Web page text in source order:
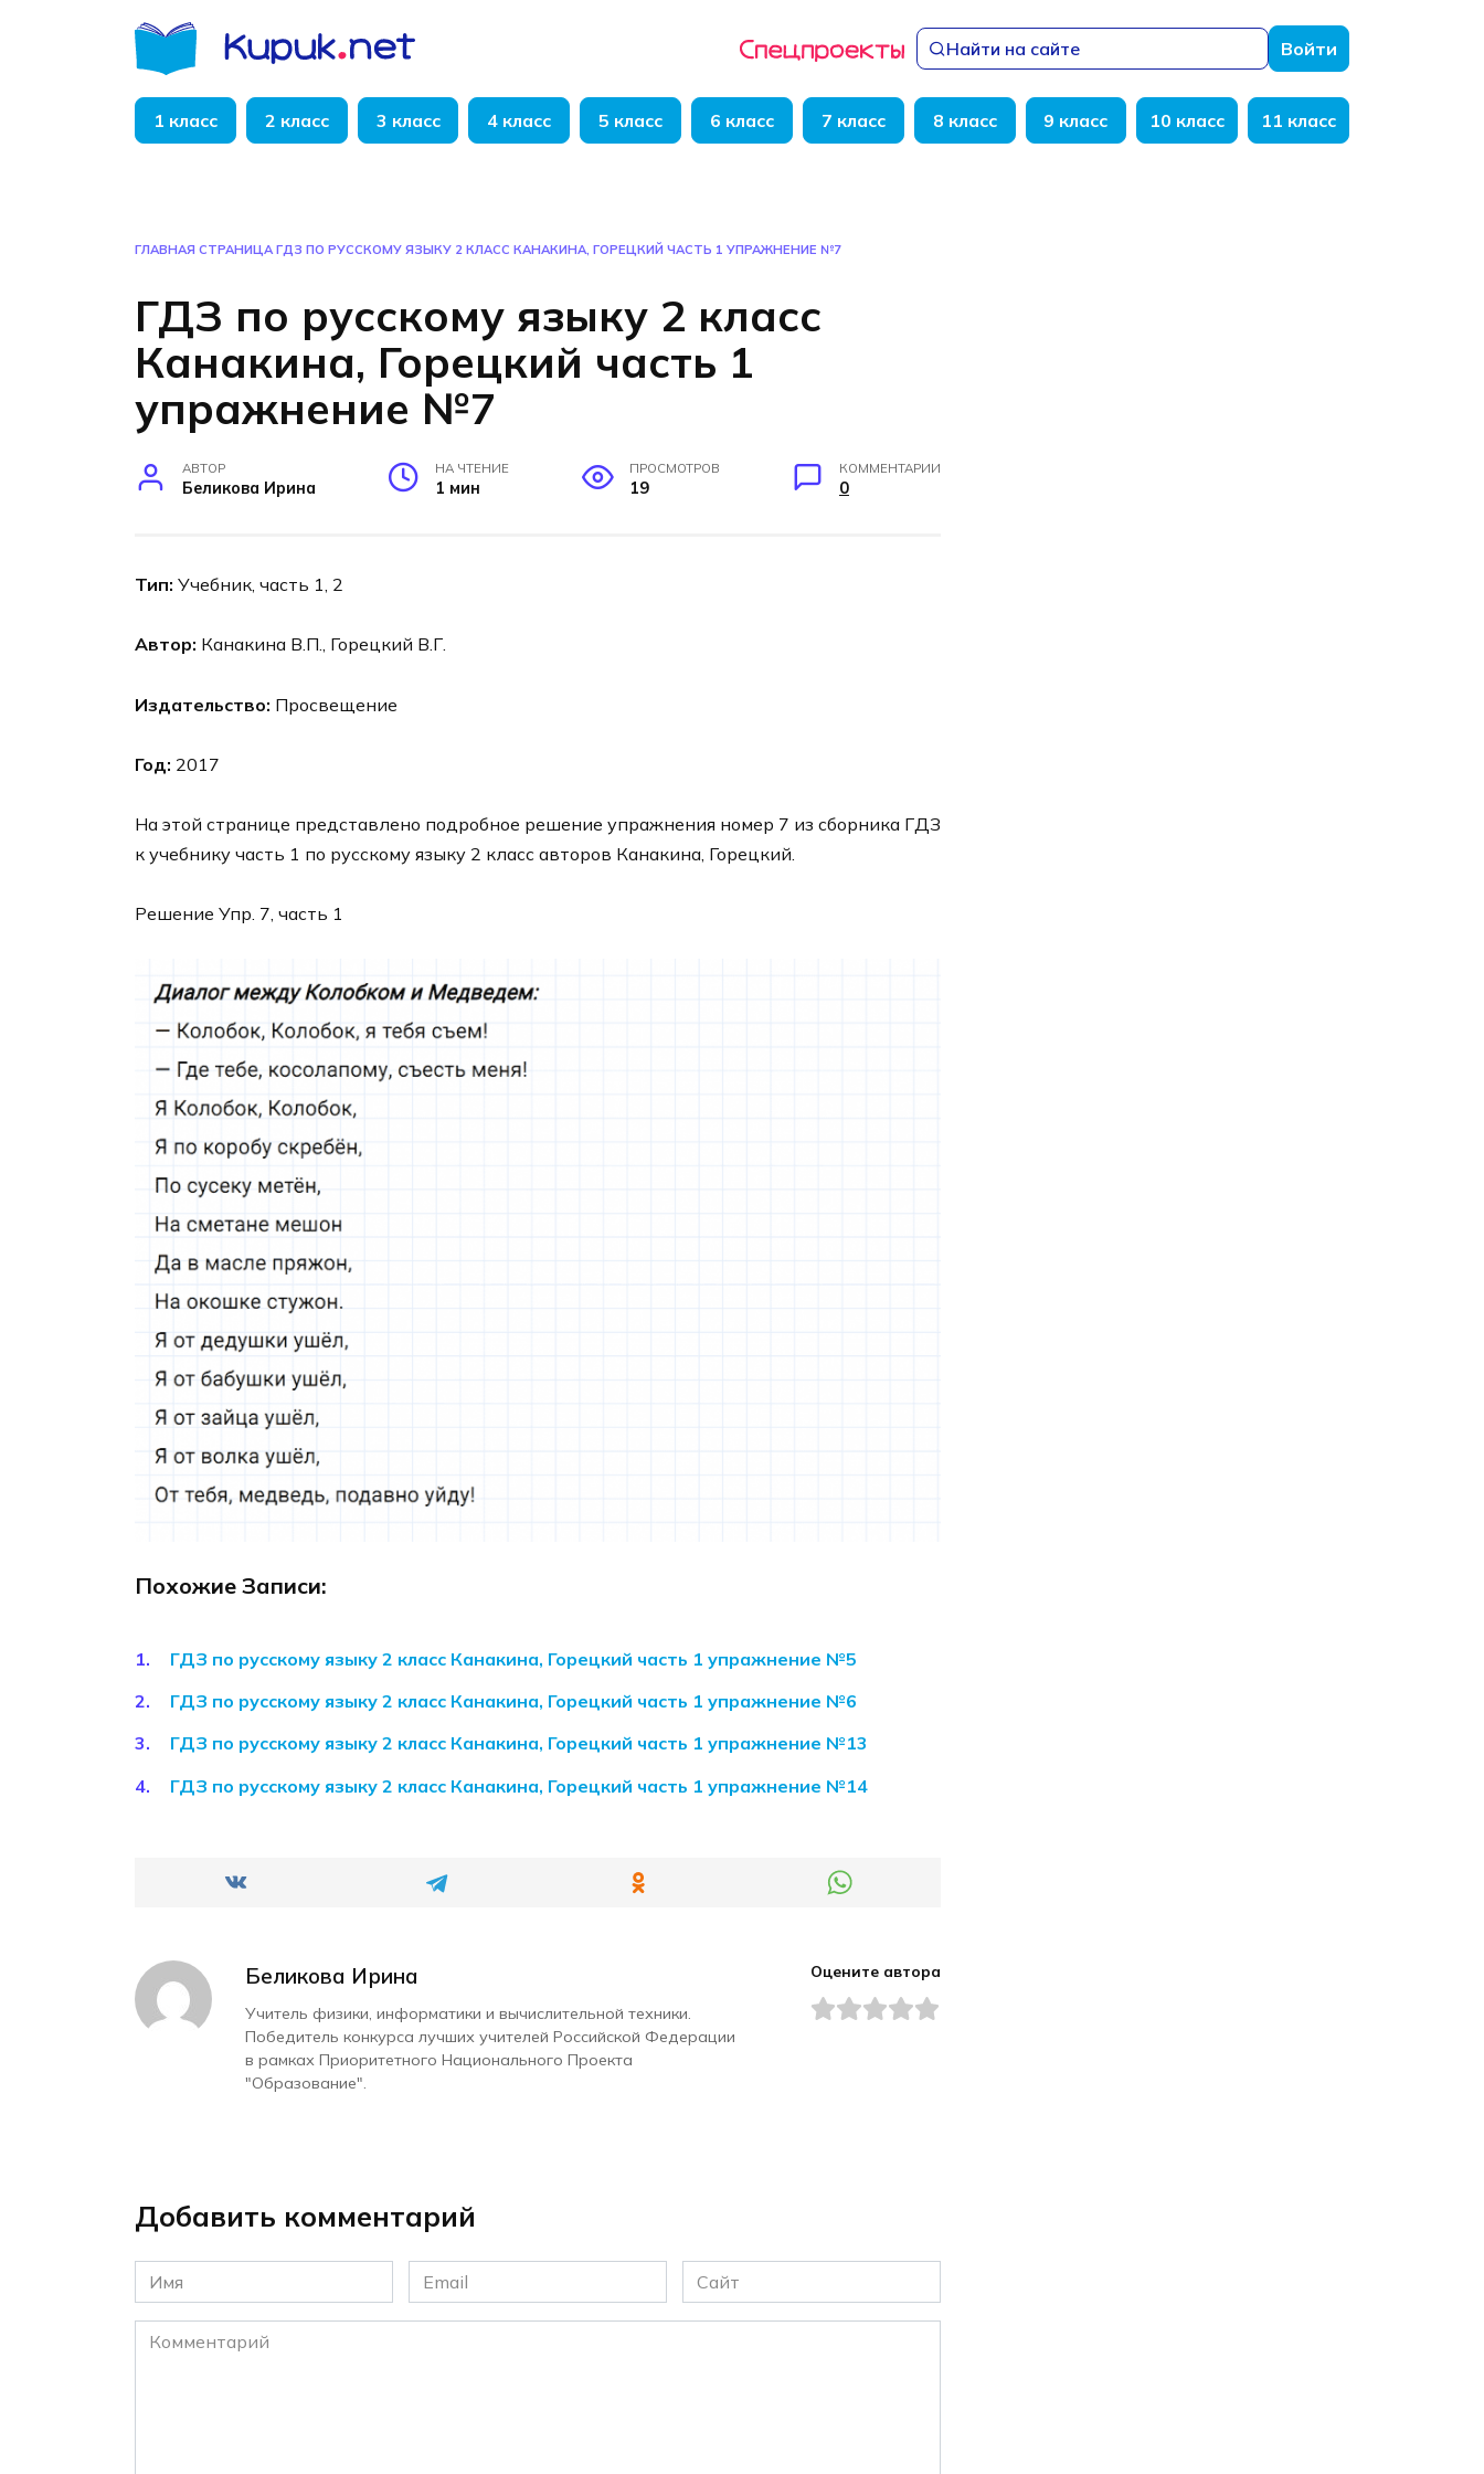
Найти на сайте Войти
1 класс 2 класс 3 класс 4 класс 5 класс 6 класс 7 класс 8 класс 9 класс 10 класс 11 класс
ГЛАВНАЯ СТРАНИЦА ГДЗ ПО РУССКОМУ ЯЗЫКУ 2 КЛАСС КАНАКИНА, ГОРЕЦКИЙ ЧАСТЬ 1 УПРАЖНЕНИЕ №7
ГДЗ по русскому языку 2 класс
Канакина, Горецкий часть 1
упражнение №7
АВТОР
Беликова Ирина
НА ЧТЕНИЕ
1 мин
ПРОСМОТРОВ
19
КОММЕНТАРИИ
0
Тип: Учебник, часть 1, 2
Автор: Канакина В.П., Горецкий В.Г.
Издательство: Просвещение
Год: 2017
На этой странице представлено подробное решение упражнения номер 7 из сборника ГДЗ
к учебнику часть 1 по русскому языку 2 класс авторов Канакина, Горецкий.
Решение Упр. 7, часть 1
Похожие Записи:
ГДЗ по русскому языку 2 класс Канакина, Горецкий часть 1 упражнение №5
ГДЗ по русскому языку 2 класс Канакина, Горецкий часть 1 упражнение №6
ГДЗ по русскому языку 2 класс Канакина, Горецкий часть 1 упражнение №13
ГДЗ по русскому языку 2 класс Канакина, Горецкий часть 1 упражнение №14
Беликова Ирина
Учитель физики, информатики и вычислительной техники.
Победитель конкурса лучших учителей Российской Федерации
в рамках Приоритетного Национального Проекта
"Образование".
Оцените автора
Добавить комментарий
Имя
*
Email
*
Сайт
Комментарий